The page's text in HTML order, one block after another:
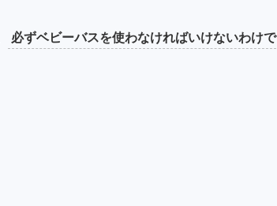
必ずベビーバスを使わなければいけないわけで